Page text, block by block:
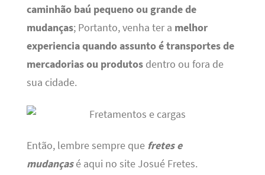
caminhão baú pequeno ou grande de
mudanças; Portanto, venha ter a melhor
experiencia quando assunto é transportes de
mercadorias ou produtosdentro ou fora de
sua cidade.
Então, lembre sempre que fretes e
mudançasé aqui no site Josué Fretes.